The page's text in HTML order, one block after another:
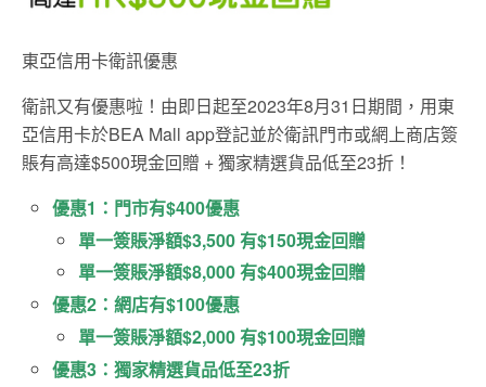
東亞信用卡衛訊優惠
衛訊又有優惠啦！由即日起至2023年8月31日期間，用東
亞信用卡於BEA Mall app登記並於衛訊門市或網上商店簽
賬有高達$500現金回贈 + 獨家精選貨品低至23折！
優惠1：門市有$400優惠
單一簽賬淨額$3,500 有$150現金回贈
單一簽賬淨額$8,000 有$400現金回贈
優惠2：網店有$100優惠
單一簽賬淨額$2,000 有$100現金回贈
優惠3：獨家精選貨品低至23折